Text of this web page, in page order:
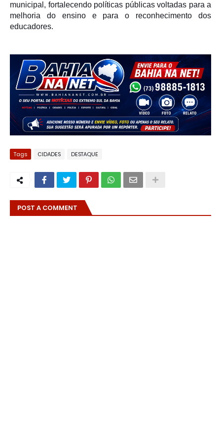
municipal, fortalecendo políticas públicas voltadas para a
melhoria do ensino e para o reconhecimento dos
educadores.
Tags CIDADES DESTAQUE
POST A COMMENT